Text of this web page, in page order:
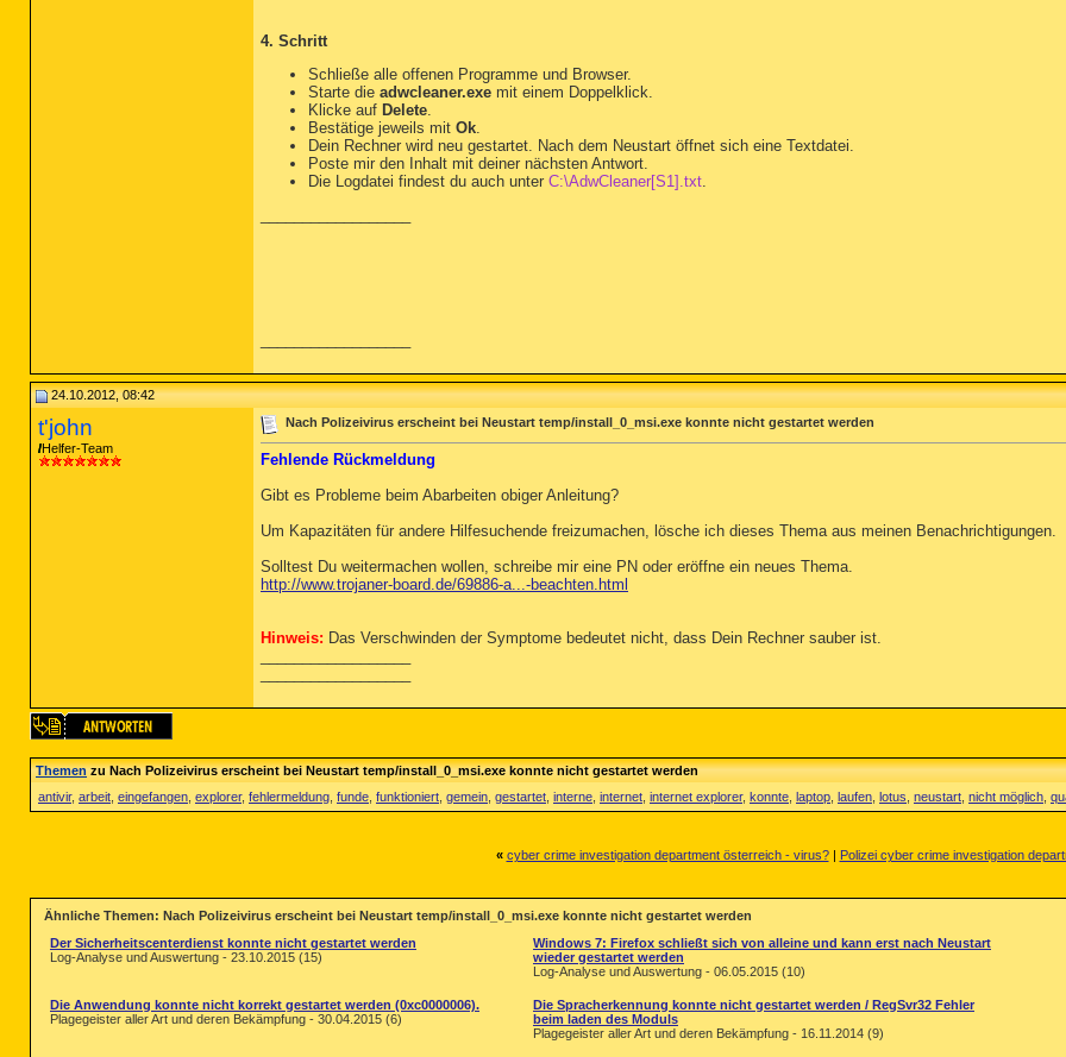
4. Schritt
Schließe alle offenen Programme und Browser.
Starte die adwcleaner.exe mit einem Doppelklick.
Klicke auf Delete
Bestätige jeweils mit Ok
Dein Rechner wird neu gestartet. Nach dem Neustart öffnet sich eine Textdatei.
Poste mir den Inhalt mit deiner nächsten Antwort.
Die Logdatei findest du auch unter C:\AdwCleaner[S1].txt
24.10.2012, 08:42
t'john
Helfer-Team
Nach Polizeivirus erscheint bei Neustart temp/install_0_msi.exe konnte nicht gestartet werden
Fehlende Rückmeldung
Gibt es Probleme beim Abarbeiten obiger Anleitung?
Um Kapazitäten für andere Hilfesuchende freizumachen, lösche ich dieses Thema aus meinen Benachrichtigungen.
Solltest Du weitermachen wollen, schreibe mir eine PN oder eröffne ein neues Thema.
http://www.trojaner-board.de/69886-a...-beachten.html
Hinweis: Das Verschwinden der Symptome bedeutet nicht, dass Dein Rechner sauber ist.
Themenzu Nach Polizeivirus erscheint bei Neustart temp/install_0_msi.exe konnte nicht gestartet werden
antivir, arbeit eingefangen explorer, fehlermeldung funde funktioniert gemein gestartet interne internet internet explorer, konnte laptop laufen lotus neustart nicht möglich
« cyber crime investigation department österreich - virus?| Polizei cyber crime investigation
Ähnliche Themen: Nach Polizeivirus erscheint bei Neustart temp/install_0_msi.exe konnte nicht gestartet werden
Der Sicherheitscenterdienst konnte nicht gestartet werden
Log-Analyse und Auswertung - 23.10.2015 (15)
Windows 7: Firefox schließt sich von alleine und kann erst nach Neustart
wieder gestartet werden
Log-Analyse und Auswertung - 06.05.2015 (10)
Die Anwendung konnte nicht korrekt gestartet werden (0xc0000006).
Plagegeister aller Art und deren Bekämpfung - 30.04.2015 (6)
Die Spracherkennung konnte nicht gestartet werden / RegSvr32 Fehler
beim laden des Moduls
Plagegeister aller Art und deren Bekämpfung - 16.11.2014 (9)